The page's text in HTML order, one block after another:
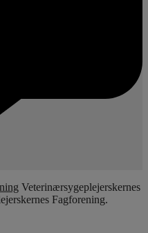
Veterinærsygeplejerskernes
Fagforening.